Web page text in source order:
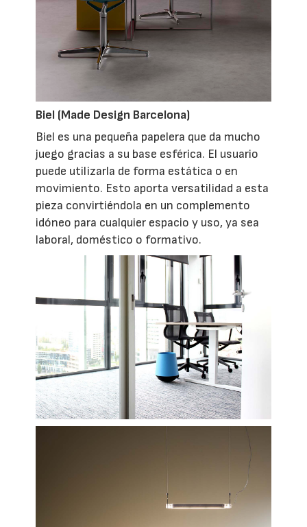
Biel (Made Design Barcelona)
Biel es una pequeña papelera que da mucho
juego gracias a su base esférica. El usuario
puede utilizarla de forma estática o en
movimiento. Esto aporta versatilidad a esta
pieza convirtiéndola en un complemento
idóneo para cualquier espacio y uso, ya sea
laboral, doméstico o formativo.